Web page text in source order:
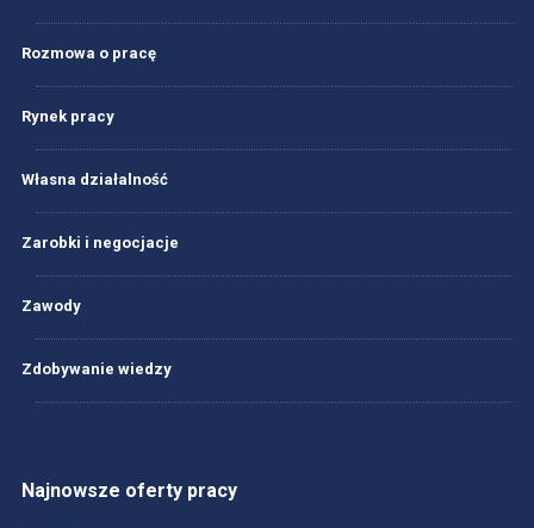
Rozmowa o pracę
Rynek pracy
Własna działalność
Zarobki i negocjacje
Zawody
Zdobywanie wiedzy
Najnowsze oferty pracy